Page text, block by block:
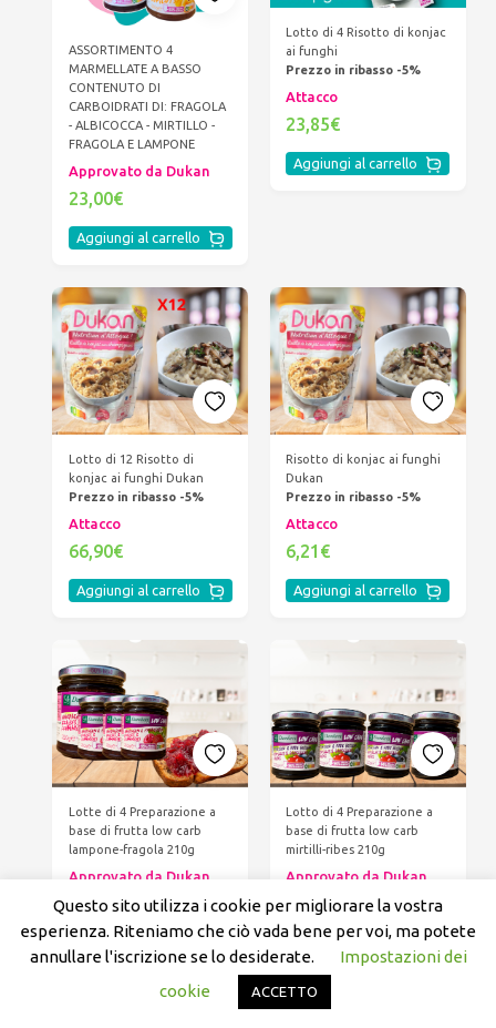
ASSORTIMENTO 4
MARMELLATE A BASSO
CONTENUTO DI
CARBOIDRATI DI: FRAGOLA
- ALBICOCCA - MIRTILLO -
FRAGOLA E LAMPONE
Approvato da Dukan
23,00€
Aggiungi al carrello
Lotto di 4 Risotto di konjac
ai funghi
Prezzo in ribasso -5%
Attacco
23,85€
Aggiungi al carrello
Lotto di 12 Risotto di
konjac ai funghi Dukan
Prezzo in ribasso -5%
Attacco
66,90€
Aggiungi al carrello
Risotto di konjac ai funghi
Dukan
Prezzo in ribasso -5%
Attacco
6,21€
Aggiungi al carrello
Lotte di 4 Preparazione a
base di frutta low carb
lampone-fragola 210g
Approvato da Dukan
23,00€
Aggiungi al carrello
Lotto di 4 Preparazione a
base di frutta low carb
mirtilli-ribes 210g
Approvato da Dukan
23,00€
Aggiungi al carrello
Questo sito utilizza i cookie per migliorare la vostra
esperienza. Riteniamo che ciò vada bene per voi, ma potete
annullare l'iscrizione se lo desiderate.
Impostazioni dei
cookie
ACCETTO